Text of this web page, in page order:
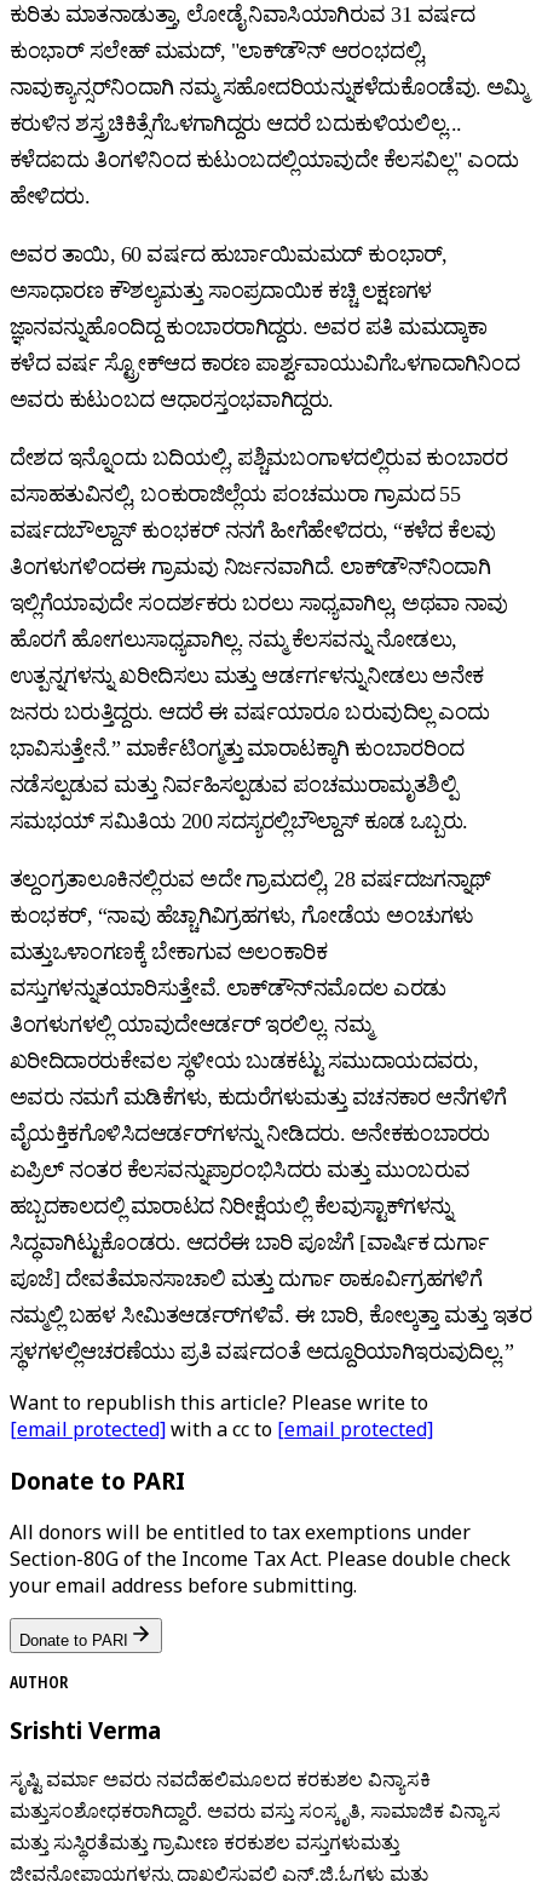
ಕುರಿತು ಮಾತನಾಡುತ್ತಾ, ಲೋಡೈ ನಿವಾಸಿಯಾಗಿರುವ 31 ವರ್ಷದ
ಕುಂಭಾರ್ ಸಲೇಹ್ ಮಮದ್, "ಲಾಕ್‌ಡೌನ್ ಆರಂಭದಲ್ಲಿ,
ನಾವುಕ್ಯಾನ್ಸರ್‌ನಿಂದಾಗಿ ನಮ್ಮ ಸಹೋದರಿಯನ್ನುಕಳೆದುಕೊಂಡೆವು. ಅಮ್ಮಿ
ಕರುಳಿನ ಶಸ್ತ್ರಚಿಕಿತ್ಸೆಗೆಒಳಗಾಗಿದ್ದರು ಆದರೆ ಬದುಕುಳಿಯಲಿಲ್ಲ...
ಕಳೆದಐದು ತಿಂಗಳಿನಿಂದ ಕುಟುಂಬದಲ್ಲಿಯಾವುದೇ ಕೆಲಸವಿಲ್ಲ" ಎಂದು
ಹೇಳಿದರು.
ಅವರ ತಾಯಿ, 60 ವರ್ಷದ ಹುರ್ಬಾಯಿಮಮದ್ ಕುಂಭಾರ್,
ಅಸಾಧಾರಣ ಕೌಶಲ್ಯಮತ್ತು ಸಾಂಪ್ರದಾಯಿಕ ಕಚ್ಚಿ ಲಕ್ಷಣಗಳ
ಜ್ಞಾನವನ್ನುಹೊಂದಿದ್ದ ಕುಂಬಾರರಾಗಿದ್ದರು. ಅವರ ಪತಿ ಮಮದ್ಕಾಕಾ
ಕಳೆದ ವರ್ಷ ಸ್ಟ್ರೋಕ್ಆದ ಕಾರಣ ಪಾರ್ಶ್ವವಾಯುವಿಗೆಒಳಗಾದಾಗಿನಿಂದ
ಅವರು ಕುಟುಂಬದ ಆಧಾರಸ್ತಂಭವಾಗಿದ್ದರು.
ದೇಶದ ಇನ್ನೊಂದು ಬದಿಯಲ್ಲಿ, ಪಶ್ಚಿಮಬಂಗಾಳದಲ್ಲಿರುವ ಕುಂಬಾರರ
ವಸಾಹತುವಿನಲ್ಲಿ, ಬಂಕುರಾಜಿಲ್ಲೆಯ ಪಂಚಮುರಾ ಗ್ರಾಮದ 55
ವರ್ಷದಬೌಲ್ದಾಸ್ ಕುಂಭಕರ್ ನನಗೆ ಹೀಗೆಹೇಳಿದರು, “ಕಳೆದ ಕೆಲವು
ತಿಂಗಳುಗಳಿಂದಈ ಗ್ರಾಮವು ನಿರ್ಜನವಾಗಿದೆ. ಲಾಕ್‌ಡೌನ್‌ನಿಂದಾಗಿ
ಇಲ್ಲಿಗೆಯಾವುದೇ ಸಂದರ್ಶಕರು ಬರಲು ಸಾಧ್ಯವಾಗಿಲ್ಲ, ಅಥವಾ ನಾವು
ಹೊರಗೆ ಹೋಗಲುಸಾಧ್ಯವಾಗಿಲ್ಲ. ನಮ್ಮ ಕೆಲಸವನ್ನು ನೋಡಲು,
ಉತ್ಪನ್ನಗಳನ್ನು ಖರೀದಿಸಲು ಮತ್ತು ಆರ್ಡರ್ಗಳನ್ನುನೀಡಲು ಅನೇಕ
ಜನರು ಬರುತ್ತಿದ್ದರು. ಆದರೆ ಈ ವರ್ಷಯಾರೂ ಬರುವುದಿಲ್ಲ ಎಂದು
ಭಾವಿಸುತ್ತೇನೆ.” ಮಾರ್ಕೆಟಿಂಗ್ಮತ್ತು ಮಾರಾಟಕ್ಕಾಗಿ ಕುಂಬಾರರಿಂದ
ನಡೆಸಲ್ಪಡುವ ಮತ್ತು ನಿರ್ವಹಿಸಲ್ಪಡುವ ಪಂಚಮುರಾಮೃತಶಿಲ್ಪಿ
ಸಮಭಯ್ ಸಮಿತಿಯ 200 ಸದಸ್ಯರಲ್ಲಿಬೌಲ್ದಾಸ್ ಕೂಡ ಒಬ್ಬರು.
ತಲ್ದಂಗ್ರತಾಲೂಕಿನಲ್ಲಿರುವ ಅದೇ ಗ್ರಾಮದಲ್ಲಿ, 28 ವರ್ಷದಜಗನ್ನಾಥ್
ಕುಂಭಕರ್, “ನಾವು ಹೆಚ್ಚಾಗಿವಿಗ್ರಹಗಳು, ಗೋಡೆಯ ಅಂಚುಗಳು
ಮತ್ತುಒಳಾಂಗಣಕ್ಕೆ ಬೇಕಾಗುವ ಅಲಂಕಾರಿಕ
ವಸ್ತುಗಳನ್ನುತಯಾರಿಸುತ್ತೇವೆ. ಲಾಕ್‌ಡೌನ್‌ನಮೊದಲ ಎರಡು
ತಿಂಗಳುಗಳಲ್ಲಿ ಯಾವುದೇಆರ್ಡರ್ ಇರಲಿಲ್ಲ. ನಮ್ಮ
ಖರೀದಿದಾರರುಕೇವಲ ಸ್ಥಳೀಯ ಬುಡಕಟ್ಟು ಸಮುದಾಯದವರು,
ಅವರು ನಮಗೆ ಮಡಿಕೆಗಳು, ಕುದುರೆಗಳುಮತ್ತು ವಚನಕಾರ ಆನೆಗಳಿಗೆ
ವೈಯಕ್ತಿಕಗೊಳಿಸಿದಆರ್ಡರ್‌ಗಳನ್ನು ನೀಡಿದರು. ಅನೇಕಕುಂಬಾರರು
ಏಪ್ರಿಲ್ ನಂತರ ಕೆಲಸವನ್ನುಪ್ರಾರಂಭಿಸಿದರು ಮತ್ತು ಮುಂಬರುವ
ಹಬ್ಬದಕಾಲದಲ್ಲಿ ಮಾರಾಟದ ನಿರೀಕ್ಷೆಯಲ್ಲಿ ಕೆಲವುಸ್ಟಾಕ್‌ಗಳನ್ನು
ಸಿದ್ಧವಾಗಿಟ್ಟುಕೊಂಡರು. ಆದರೆಈ ಬಾರಿ ಪೂಜೆಗೆ [ವಾರ್ಷಿಕ ದುರ್ಗಾ
ಪೂಜೆ] ದೇವತೆಮಾನಸಾಚಾಲಿ ಮತ್ತು ದುರ್ಗಾ ಠಾಕೂರ್ವಿಗ್ರಹಗಳಿಗೆ
ನಮ್ಮಲ್ಲಿ ಬಹಳ ಸೀಮಿತಆರ್ಡರ್‌ಗಳಿವೆ. ಈ ಬಾರಿ, ಕೋಲ್ಕತ್ತಾ ಮತ್ತು ಇತರ
ಸ್ಥಳಗಳಲ್ಲಿಆಚರಣೆಯು ಪ್ರತಿ ವರ್ಷದಂತೆ ಅದ್ದೂರಿಯಾಗಿಇರುವುದಿಲ್ಲ.”
Want to republish this article? Please write to
[email protected]with a cc to [email protected]
Donate to PARI
All donors will be entitled to tax exemptions under
Section-80G of the Income Tax Act. Please double check
your email address before submitting.
Donate to PARI
AUTHOR
Srishti Verma
ಸೃಷ್ಟಿ ವರ್ಮಾ ಅವರು ನವದೆಹಲಿಮೂಲದ ಕರಕುಶಲ ವಿನ್ಯಾಸಕಿ
ಮತ್ತುಸಂಶೋಧಕರಾಗಿದ್ದಾರೆ. ಅವರು ವಸ್ತು ಸಂಸ್ಕೃತಿ, ಸಾಮಾಜಿಕ ವಿನ್ಯಾಸ
ಮತ್ತು ಸುಸ್ಥಿರತೆಮತ್ತು ಗ್ರಾಮೀಣ ಕರಕುಶಲ ವಸ್ತುಗಳುಮತ್ತು
ಜೀವನೋಪಾಯಗಳನ್ನು ದಾಖಲಿಸುವಲ್ಲಿ ಎನ್.ಜಿ.ಓಗಳು ಮತ್ತು